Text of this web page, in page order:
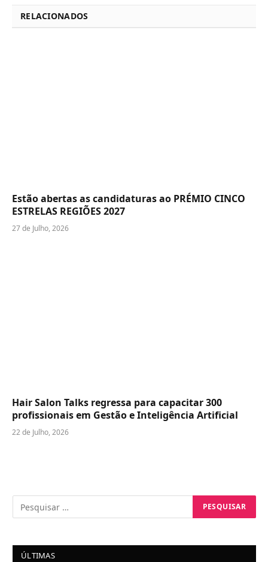
RELACIONADOS
Estão abertas as candidaturas ao PRÉMIO CINCO
ESTRELAS REGIÕES 2027
27 de Julho, 2026
Hair Salon Talks regressa para capacitar 300
profissionais em Gestão e Inteligência Artificial
22 de Julho, 2026
ÚLTIMAS